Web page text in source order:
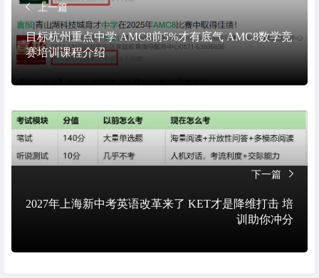
上一篇
目标杭州重点中学 AMC8前5%才有底气 AMC8数学竞
赛培训课程介绍
下一篇
2027年上海新中考英语改革来了 KET才是降维打击 培
训助你冲分